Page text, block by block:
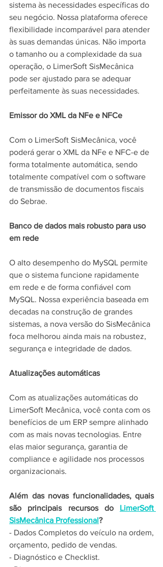
sistema às necessidades específicas do
seu negócio. Nossa plataforma oferece
flexibilidade incomparável para atender
às suas demandas únicas. Não importa
o tamanho ou a complexidade da sua
operação, o LimerSoft SisMecânica
pode ser ajustado para se adequar
perfeitamente às suas necessidades.
Emissor do XML da NFe e NFCe
Com o LimerSoft SisMecânica, você
poderá gerar o XML da NFe e NFC-e de
forma totalmente automática, sendo
totalmente compatível com o software
de transmissão de documentos fiscais
do Sebrae.
Banco de dados mais robusto para uso
em rede
O alto desempenho do MySQL permite
que o sistema funcione rapidamente
em rede e de forma confiável com
MySQL. Nossa experiência baseada em
decadas na construção de grandes
sistemas, a nova versão do SisMecânica
foca melhorou ainda mais na robustez,
segurança e integridade de dados.
Atualizações automáticas
Com as atualizações automáticas do
LimerSoft Mecânica, você conta com os
benefícios de um ERP sempre alinhado
com as mais novas tecnologias. Entre
elas maior segurança, garantia de
compliance e agilidade nos processos
organizacionais.
Além das novas funcionalidades, quais
são principais recursos do LimerSoft
SisMecânica Professional?
- Dados Completos do veículo na ordem,
orçamento, pedido de vendas.
- Diagnóstico e Checklist.